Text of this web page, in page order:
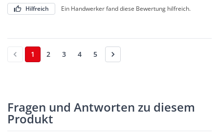
Hilfreich Ein Handwerker fand diese Bewertung hilfreich.
1 2 3 4 5
Fragen und Antworten zu diesem
Produkt